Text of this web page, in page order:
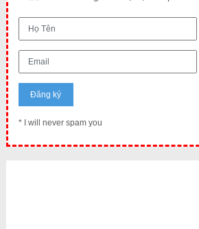
* I will never spam you